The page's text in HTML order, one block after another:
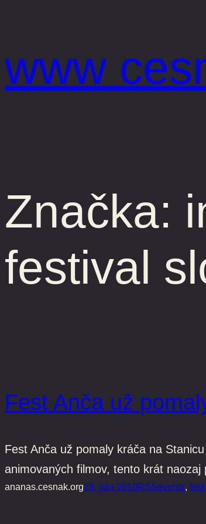
www
Značka:
festival
Fest Anča už
Fest Anča už pomaly kráča na
animovaných filmov, tento krát
ananas.cesnak.org29. júla 2010RSSevents,